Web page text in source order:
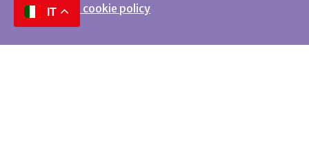
Privacy e cookie policy
IT